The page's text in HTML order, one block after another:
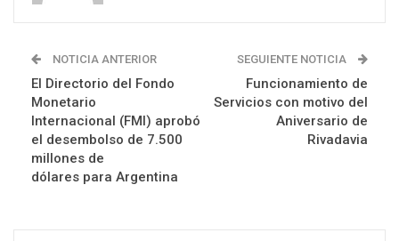
NOTICIA ANTERIOR
El Directorio del Fondo
Monetario
Internacional (FMI) aprobó
el desembolso de 7.500
millones de
dólares para Argentina
SEGUIENTE NOTICIA
Funcionamiento de
Servicios con motivo del
Aniversario de
Rivadavia